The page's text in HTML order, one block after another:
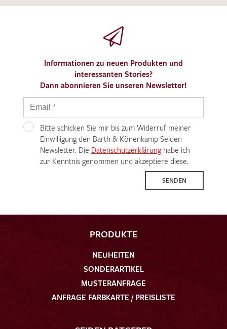
Informationen zu neuen Produkten und
interessanten Stories?
Dann abonnieren Sie unseren Newsletter!
Bitte schicken Sie mir bis zum Widerruf meiner
Einwilligung den Barth & Könenkamp Seiden
Newsletter. Die Datenschutzerklärunghabe ich
zur Kenntnis genommen und akzeptiere diese.
SENDEN
PRODUKTE
NEUHEITEN
SONDERARTIKEL
MUSTERANFRAGE
ANFRAGE FARBKARTE / PREISLISTE